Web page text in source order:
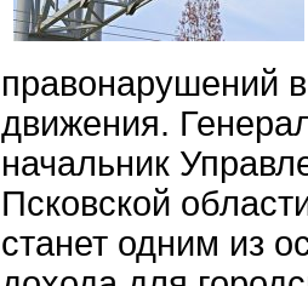
правонарушений
движения.
начальник
Псковской
станет одним из